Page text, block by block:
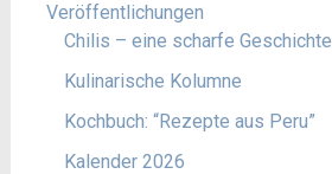
Veröffentlichungen
Chilis – eine scharfe Geschichte
Kulinarische Kolumne
Kochbuch: “Rezepte aus Peru”
Kalender 2026